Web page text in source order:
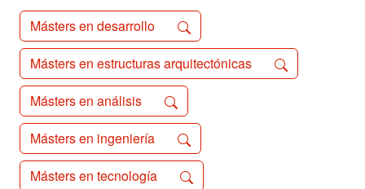
Másters en desarrollo
Másters en estructuras arquitectónicas
Másters en análisis
Másters en ingeniería
Másters en tecnología